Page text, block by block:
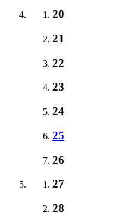
20
21
22
23
24
25
26
27
28